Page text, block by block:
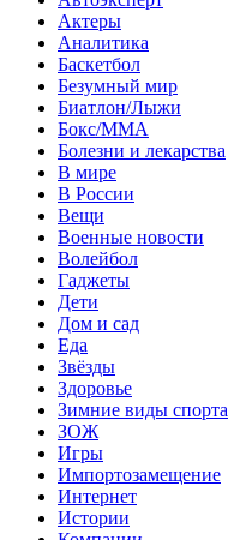
Актеры
Аналитика
Баскетбол
Безумный мир
Биатлон/Лыжи
Бокс/MMA
Болезни и лекарства
В мире
В России
Вещи
Военные новости
Волейбол
Гаджеты
Дети
Дом и сад
Еда
Звёзды
Здоровье
Зимние виды спорта
ЗОЖ
Игры
Импортозамещение
Интернет
Истории